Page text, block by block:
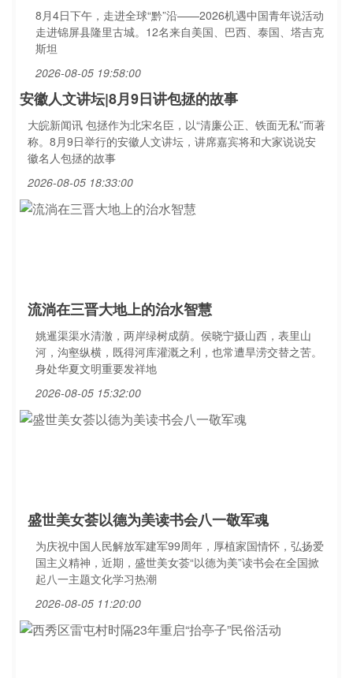
8月4日下午，走进全球“黔”沿——2026机遇中国青年说活动
走进锦屏县隆里古城。12名来自美国、巴西、泰国、塔吉克
斯坦
2026-08-05 19:58:00
安徽人文讲坛|8月9日讲包拯的故事
大皖新闻讯 包拯作为北宋名臣，以“清廉公正、铁面无私”而著
称。8月9日举行的安徽人文讲坛，讲席嘉宾将和大家说说安
徽名人包拯的故事
2026-08-05 18:33:00
流淌在三晋大地上的治水智慧
姚暹渠渠水清澈，两岸绿树成荫。侯晓宁摄山西，表里山
河，沟壑纵横，既得河库灌溉之利，也常遭旱涝交替之苦。
身处华夏文明重要发祥地
2026-08-05 15:32:00
盛世美女荟以德为美读书会八一敬军魂
为庆祝中国人民解放军建军99周年，厚植家国情怀，弘扬爱
国主义精神，近期，盛世美女荟“以德为美”读书会在全国掀
起八一主题文化学习热潮
2026-08-05 11:20:00